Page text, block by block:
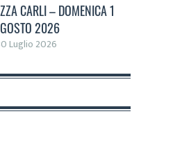
CARLI – DOMENICA 1
2026
Luglio 2026